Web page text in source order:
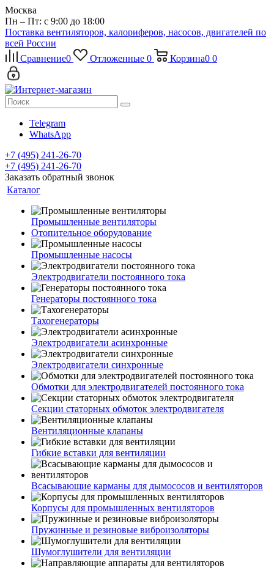
Москва
Пн – Пт: с 9:00 до 18:00
Поставка вентиляторов, калориферов, насосов, двигателей по
всей России
Сравнение0 Отложенные 0 Корзина0 0
Telegram
WhatsApp
+7 (495) 241-26-70
+7 (495) 241-26-70
Заказать обратный звонок
Каталог
Промышленные вентиляторы
Отопительное оборудование
Промышленные насосы
Электродвигатели постоянного тока
Генераторы постоянного тока
Тахогенераторы
Электродвигатели асинхронные
Электродвигатели синхронные
Обмотки для электродвигателей постоянного тока
Секции статорных обмоток электродвигателя
Вентиляционные клапаны
Гибкие вставки для вентиляции
Всасывающие карманы для дымососов и вентиляторов
Корпусы для промышленных вентиляторов
Пружинные и резиновые виброизоляторы
Шумоглушители для вентиляции